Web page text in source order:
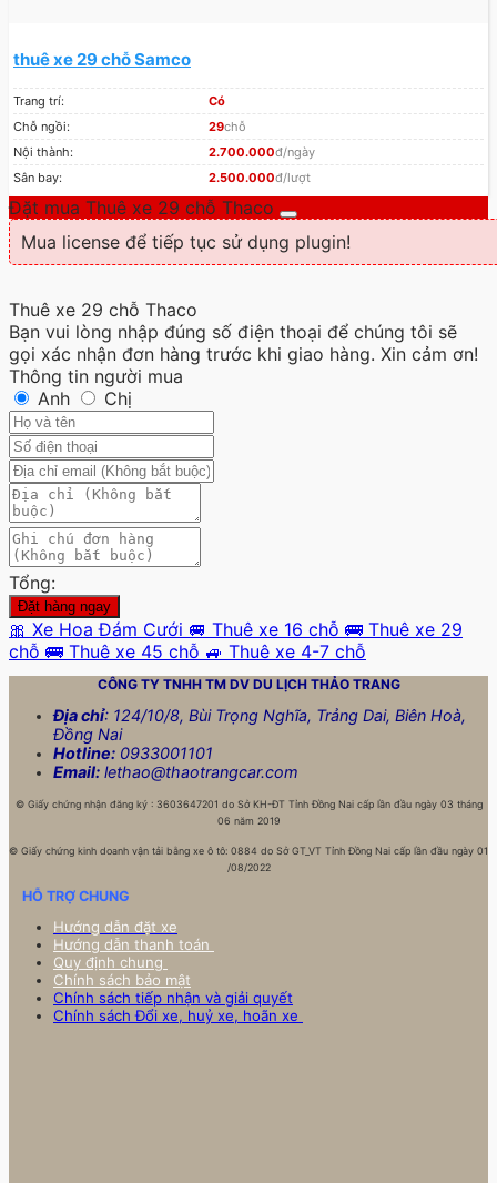
thuê xe 29 chỗ Samco
Trang trí:
Có
Chỗ ngồi:
29chỗ
Nội thành:
2.700.000đ/ngày
Sân bay:
2.500.000đ/lượt
Đặt mua Thuê xe 29 chỗ Thaco
Mua license để tiếp tục sử dụng plugin!
Thuê xe 29 chỗ Thaco
Bạn vui lòng nhập đúng số điện thoại để chúng tôi sẽ
gọi xác nhận đơn hàng trước khi giao hàng. Xin cảm ơn!
Thông tin người mua
Anh
Chị
Tổng:
Đặt hàng ngay
🎀 Xe Hoa Đám Cưới 🚐 Thuê xe 16 chỗ 🚌 Thuê xe 29
chỗ 🚌 Thuê xe 45 chỗ 🚙 Thuê xe 4-7 chỗ
CÔNG TY TNHH TM DV DU LỊCH THẢO TRANG
Địa chỉ: 124/10/8, Bùi Trọng Nghĩa, Trảng Dai, Biên Hoà,
Đồng Nai
Hotline: 0933001101
Email: lethao@thaotrangcar.com
©Giấy chứng nhận đăng ký : 3603647201 do Sở KH-ĐT Tỉnh Đồng Nai cấp lần đầu ngày 03 tháng
06 năm 2019
© Giấy chứng kinh doanh vận tải bằng xe ô tô: 0884 do Sở GT_VT Tỉnh Đồng Nai cấp lần đầu ngày 01
/08/2022
HỖ TRỢ CHUNG
Hướng dẫn đặt xe
Hướng dẫn thanh toán
Quy định chung
Chính sách bảo mật
Chính sách tiếp nhận và giải quyết
Chính sách Đổi xe, huỷ xe, hoãn xe